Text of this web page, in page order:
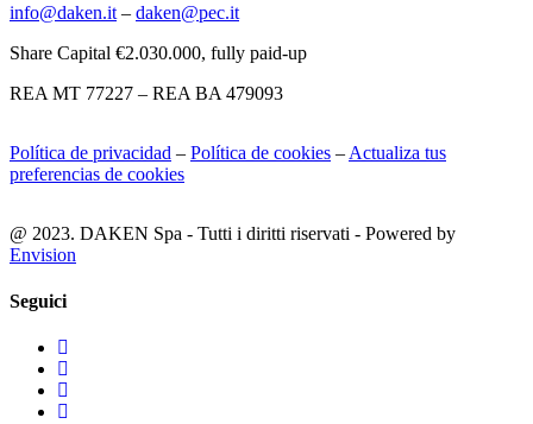
info@daken.it – daken@pec.it
Share Capital €2.030.000, fully paid-up
REA MT 77227 – REA BA 479093
Política de privacidad – Política de cookies – Actualiza tus
preferencias de cookies
@ 2023. DAKEN Spa - Tutti i diritti riservati - Powered by
Envision
Seguici